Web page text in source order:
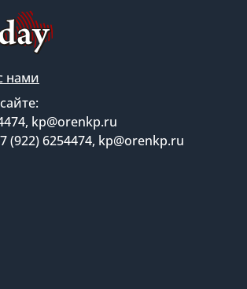
нами
kp@orenkp.ru
(922) 6254474, kp@orenkp.ru